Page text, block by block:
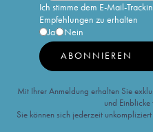
Ich stimme dem E-Mail-
Empfehlungen zu erhalten
Ja
Nein
ABONNIEREN
Mit Ihrer Anmeldung erhalten Sie
und
Sie können sich jederzeit